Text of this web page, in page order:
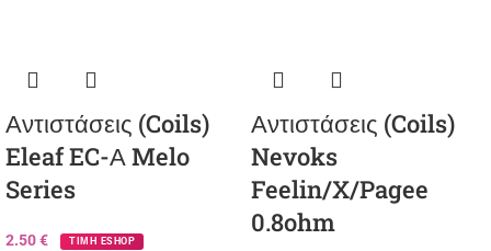
Αντιστάσεις (Coils)
Eleaf EC-Α Melo
Series
2.50€ ΤΙΜΗ ESHOP
Αντιστάσεις (Coils)
Nevoks
Feelin/X/Pagee
0.8ohm